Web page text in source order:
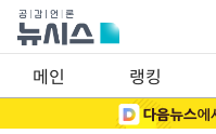
메인 랭킹